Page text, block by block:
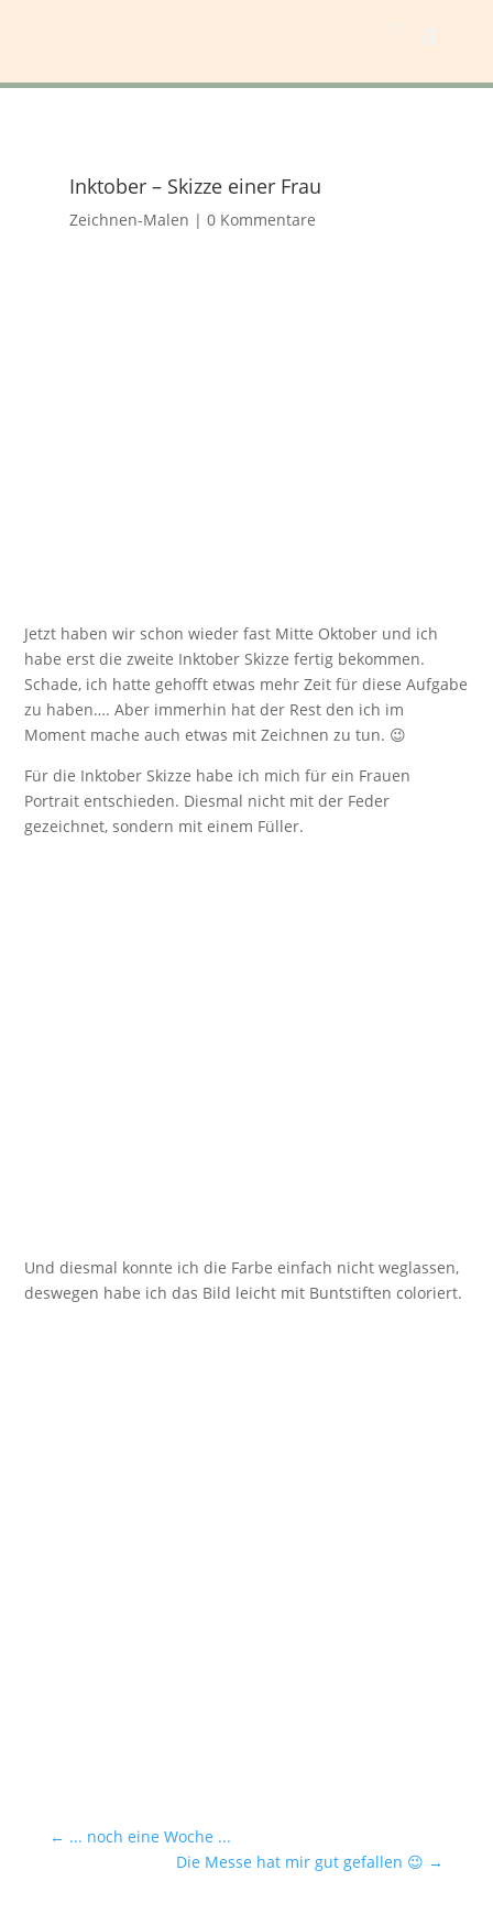
Inktober – Skizze einer Frau
Zeichnen-Malen | 0 Kommentare
Jetzt haben wir schon wieder fast Mitte Oktober und ich
habe erst die zweite Inktober Skizze fertig bekommen.
Schade, ich hatte gehofft etwas mehr Zeit für diese Aufgabe
zu haben…. Aber immerhin hat der Rest den ich im
Moment mache auch etwas mit Zeichnen zu tun. 😉
Für die Inktober Skizze habe ich mich für ein Frauen
Portrait entschieden. Diesmal nicht mit der Feder
gezeichnet, sondern mit einem Füller.
Und diesmal konnte ich die Farbe einfach nicht weglassen,
deswegen habe ich das Bild leicht mit Buntstiften coloriert.
← ... noch eine Woche ...
Die Messe hat mir gut gefallen 😉 →